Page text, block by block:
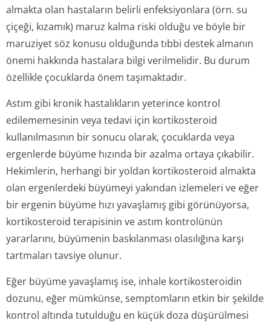
almakta olan hastaların belirli enfeksiyonlara (örn. su
çiçeği, kızamık) maruz kalma riski olduğu ve böyle bir
maruziyet söz konusu olduğunda tıbbi destek almanın
önemi hakkında hastalara bilgi verilmelidir. Bu durum
özellikle çocuklarda önem taşımaktadır.
Astım gibi kronik hastalıkların yeterince kontrol
edilememesinin veya tedavi için kortikosteroid
kullanılmasının bir sonucu olarak, çocuklarda veya
ergenlerde büyüme hızında bir azalma ortaya çıkabilir.
Hekimlerin, herhangi bir yoldan kortikosteroid almakta
olan ergenlerdeki büyümeyi yakından izlemeleri ve eğer
bir ergenin büyüme hızı yavaşlamış gibi görünüyorsa,
kortikosteroid terapisinin ve astım kontrolünün
yararlarını, büyümenin baskılanması olasılığına karşı
tartmaları tavsiye olunur.
Eğer büyüme yavaşlamış ise, inhale kortikosteroidin
dozunu, eğer mümkünse, semptomların etkin bir şekilde
kontrol altında tutulduğu en küçük doza düşürülmesi